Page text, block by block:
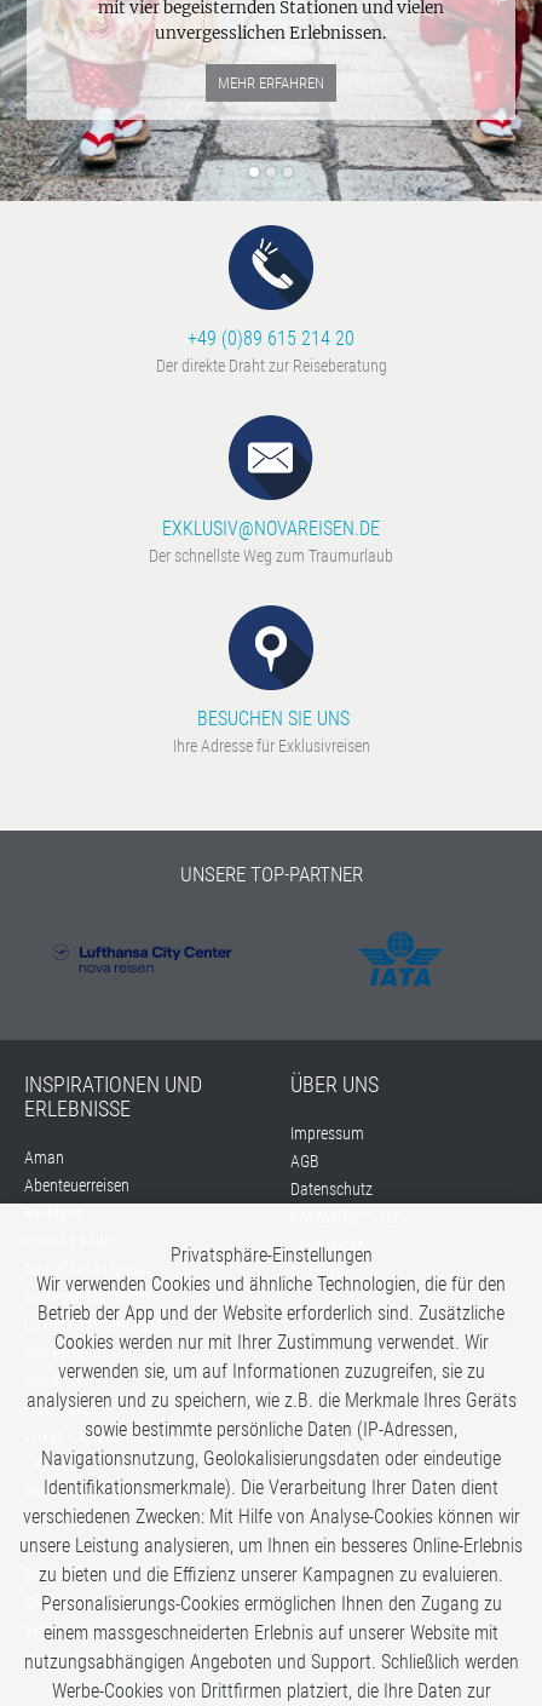
mit vier begeisternden Stationen und vielen
unvergesslichen Erlebnissen.
MEHR ERFAHREN
+49 (0)89 615 214 20
Der direkte Draht zur Reiseberatung
EXKLUSIV@NOVAREISEN.DE
Der schnellste Weg zum Traumurlaub
BESUCHEN SIE UNS
Ihre Adresse für Exklusivreisen
UNSERE TOP-PARTNER
INSPIRATIONEN UND
ERLEBNISSE
Aman
Abenteuerreisen
Gourmet-Momente
Luxus Familienurlaub
Honeymoon
Hot & New
Hüttenzauber
Luxus Kreuzfahrten
Lifestyle
Once in a Lifetime
Romance
Safari-Erlebnisse
Simply the Best
Six Senses
Villen
Zugreisen
ÜBER UNS
Impressum
AGB
Datenschutz
nova reisen
Anfahrt
Privatsphäre-Einstellungen
Wir verwenden Cookies und ähnliche Technologien, die für den
Betrieb der App und der Website erforderlich sind. Zusätzliche
Cookies werden nur mit Ihrer Zustimmung verwendet. Wir
verwenden sie, um auf Informationen zuzugreifen, sie zu
analysieren und zu speichern, wie z.B. die Merkmale Ihres Geräts
sowie bestimmte persönliche Daten (IP-Adressen,
Navigationsnutzung, Geolokalisierungsdaten oder eindeutige
Identifikationsmerkmale). Die Verarbeitung Ihrer Daten dient
verschiedenen Zwecken: Mit Hilfe von Analyse-Cookies können wir
unsere Leistung analysieren, um Ihnen ein besseres Online-Erlebnis
zu bieten und die Effizienz unserer Kampagnen zu evaluieren.
Personalisierungs-Cookies ermöglichen Ihnen den Zugang zu
einem massgeschneiderten Erlebnis auf unserer Website mit
nutzungsabhängigen Angeboten und Support. Schließlich werden
Werbe-Cookies von Drittfirmen platziert, die Ihre Daten zur